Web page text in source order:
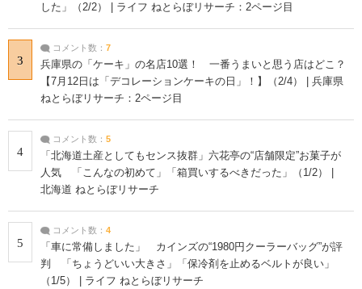
した」（2/2） | ライフ ねとらぼリサーチ：2ページ目
3
コメント数： 7
兵庫県の「ケーキ」の名店10選！ 一番うまいと思う店はどこ？
【7月12日は「デコレーションケーキの日」！】（2/4） | 兵庫県
ねとらぼリサーチ：2ページ目
4
コメント数： 5
「北海道土産としてもセンス抜群」六花亭の“店舗限定”お菓子が
人気 「こんなの初めて」「箱買いするべきだった」（1/2） |
北海道 ねとらぼリサーチ
5
コメント数： 4
「車に常備しました」 カインズの“1980円クーラーバッグ”が評
判 「ちょうどいい大きさ」「保冷剤を止めるベルトが良い」
（1/5） | ライフ ねとらぼリサーチ